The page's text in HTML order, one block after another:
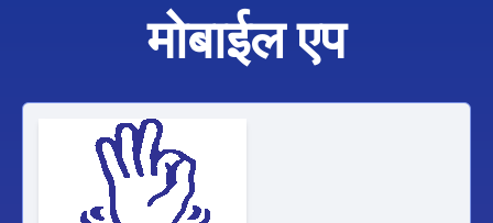
मोबाईल एप